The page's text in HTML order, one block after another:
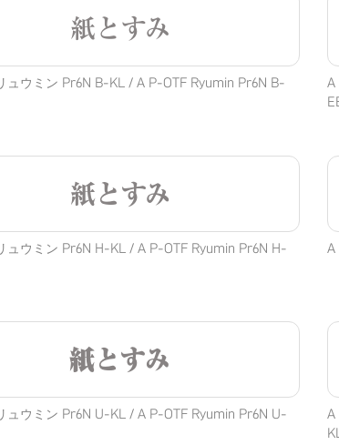
紙とすみ
ュウミン Pr6N B-KL / A P-OTF Ryumin Pr6N B-
A
紙とすみ
ュウミン Pr6N H-KL / A P-OTF Ryumin Pr6N H-
A
紙とすみ
ュウミン Pr6N U-KL / A P-OTF Ryumin Pr6N U-
A
KL